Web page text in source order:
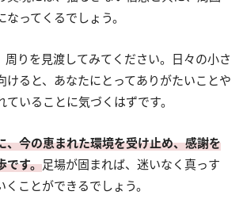
ってくるでしょう。
周りを見渡してみてください。日々の小さ
けると、あなたにとってありがたいことや
いることに気づくはずです。
、今の恵まれた環境を受け止め、感謝を
です。足場が固まれば、迷いなく真っす
ことができるでしょう。